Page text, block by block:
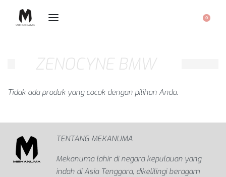
0
ZENOCYNE BMW
Tidak ada produk yang cocok dengan pilihan Anda.
TENTANG MEKANUMA
Mekanuma lahir di negara kepulauan yang
indah di Asia Tenggara, dikelilingi beragam